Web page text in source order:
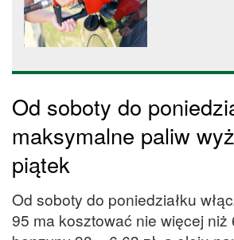
Od soboty do
maksymalne paliw
piątek
Od soboty do poniedziałku
95 ma kosztować nie więcej niż